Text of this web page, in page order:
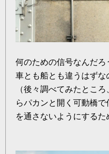
何のための信号なんだ
車とも船とも違うはずな
（後々調べてみたとこ
らパカンと開く可動橋
を通さないようにするた